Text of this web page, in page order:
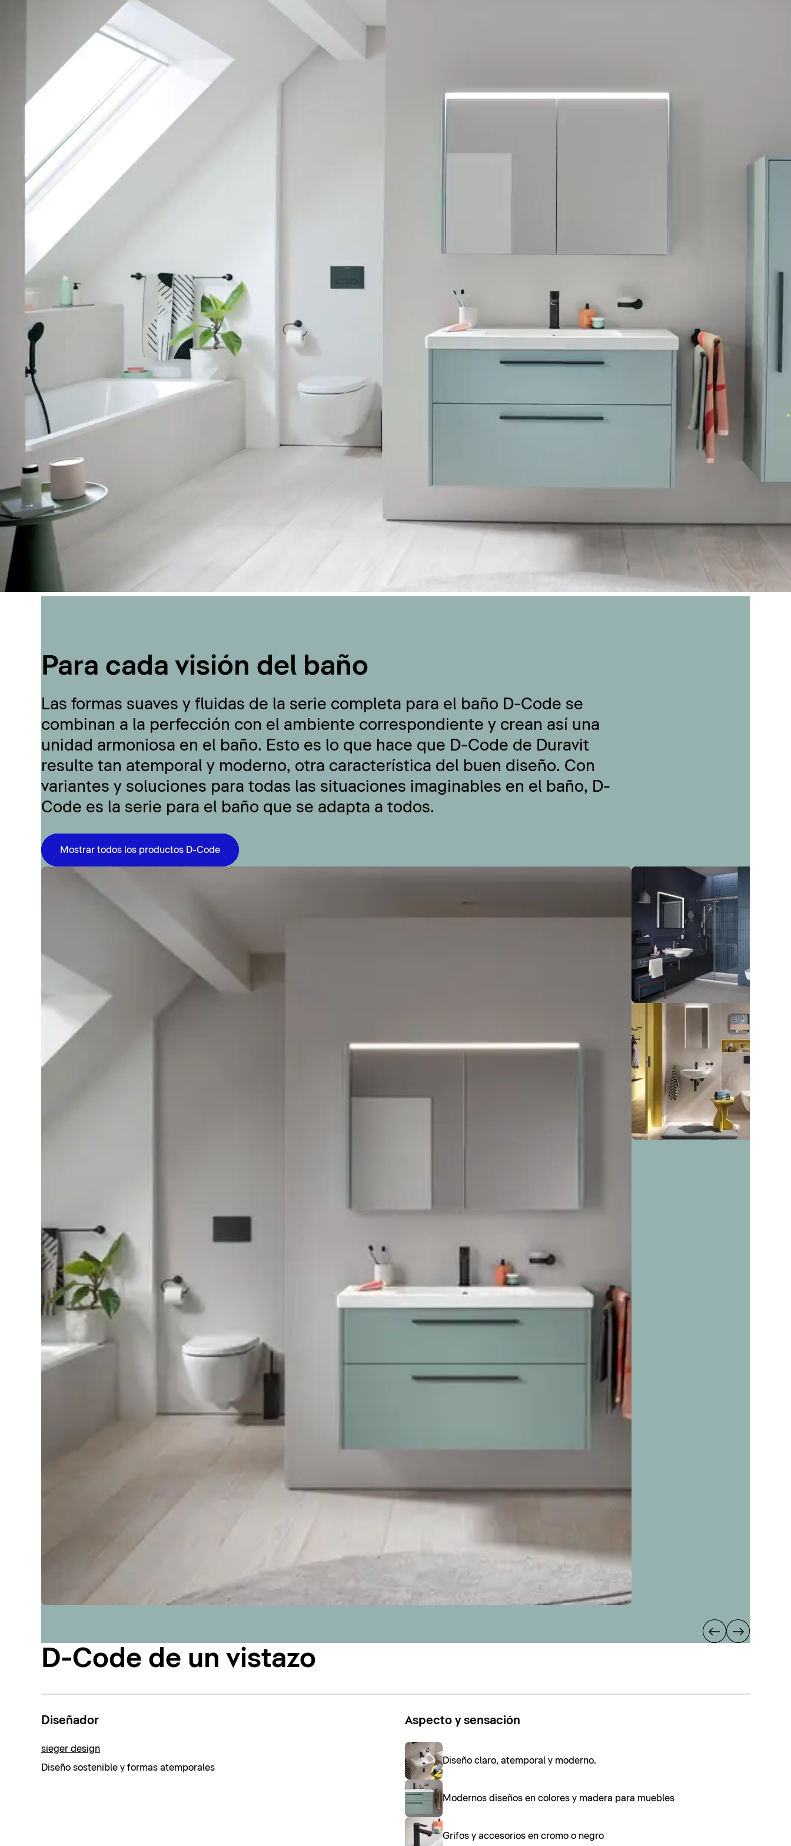
Para cada visión del baño
Las formas suaves y fluidas de la serie completa para el baño D-Code se
combinan a la perfección con el ambiente correspondiente y crean así una
unidad armoniosa en el baño. Esto es lo que hace que D-Code de Duravit
resulte tan atemporal y moderno, otra característica del buen diseño. Con
variantes y soluciones para todas las situaciones imaginables en el baño, D-
Code es la serie para el baño que se adapta a todos.
Mostrar todos los productos D-Code
D-Code de un vistazo
Diseñador
sieger design
Diseño sostenible y formas atemporales
Aspecto y sensación
Diseño claro, atemporal y moderno.
Modernos diseños en colores y madera para muebles
Grifos y accesorios en cromo o negro